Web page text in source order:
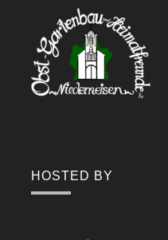
HOSTED BY